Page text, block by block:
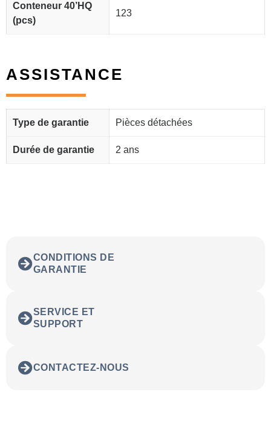
Conteneur 40’HQ
(pcs)
123
ASSISTANCE
Type de garantie Pièces détachées
Durée de garantie 2 ans
CONDITIONS DE
GARANTIE
SERVICE ET
SUPPORT
CONTACTEZ-NOUS